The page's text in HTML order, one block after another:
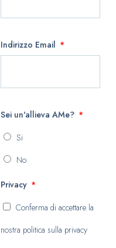
Indirizzo Email
Sei un'allieva AMe?
Si
No
Privacy
Conferma di accettare la
nostra politica sulla privacy